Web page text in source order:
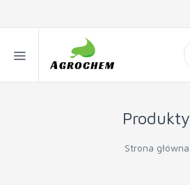
Produkty
Strona główna